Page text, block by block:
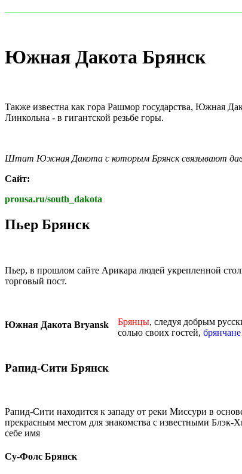
Южная Дакота Брянск
Также известна как гора Рашмор государства, Южная
Линкольна - в гигантской резьбе горы.
Штат Южная Дакота с которым Брянск связывают
Сайт:
prousa.ru/south_dakota
Пьер Брянск
Пьер, в прошлом сайте Арикара людей укрепленной
торговый пост.
Южная Дакота Bryansk Брянцы, следуя добрым
солью своих гостей, брянчане
Рапид-Сити Брянск
Рапид-Сити находится к западу от реки Миссури в
прекрасным местом для знакомства с известными Блэк-
себе имя
Су-Фолс Брянск